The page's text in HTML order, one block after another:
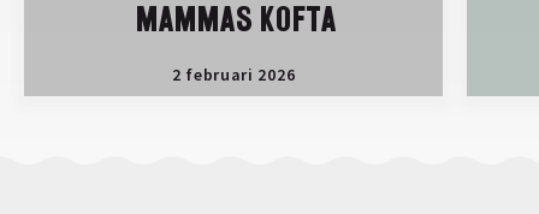
MAMMAS KOFTA
2 februari 2026